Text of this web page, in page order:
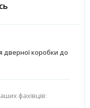
дверної коробки до
фахівців: